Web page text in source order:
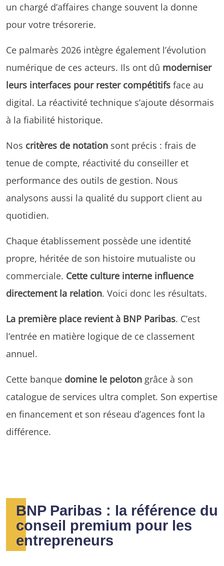
un chargé d’affaires change souvent la donne
pour votre trésorerie.
Ce palmarès 2026 intègre également l’évolution
numérique de ces acteurs. Ils ont dû moderniser
leurs interfaces pour rester compétitifs face au
digital. La réactivité technique s’ajoute désormais
à la fiabilité historique.
Nos critères de notation sont précis : frais de
tenue de compte, réactivité du conseiller et
performance des outils de gestion. Nous
analysons aussi la qualité du support client au
quotidien.
Chaque établissement possède une identité
propre, héritée de son histoire mutualiste ou
commerciale. Cette culture interne influence
directement la relation. Voici donc les résultats.
La première place revient à BNP Paribas. C’est
l’entrée en matière logique de ce classement
annuel.
Cette banque domine le peloton grâce à son
catalogue de services ultra complet. Son expertise
en financement et son réseau d’agences font la
différence.
BNP Paribas : la référence du
conseil premium pour les
entrepreneurs